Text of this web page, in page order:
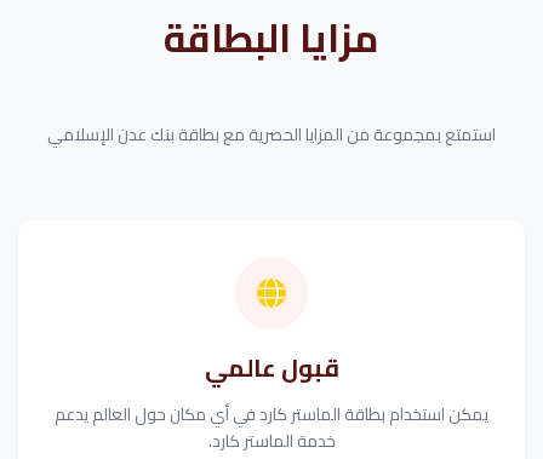
مزايا البطاقة
استمتع بمجموعة من المزايا الحصرية مع بطاقة بنك عدن الإسلامي
قبول عالمي
يمكن استخدام بطاقة الماستر كارد في أي مكان حول العالم يدعم
خدمة الماستر كارد.